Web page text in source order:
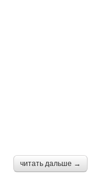
читать дальше →